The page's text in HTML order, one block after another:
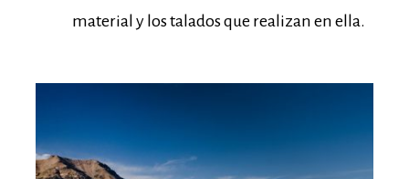
material y los talados que realizan en ella.